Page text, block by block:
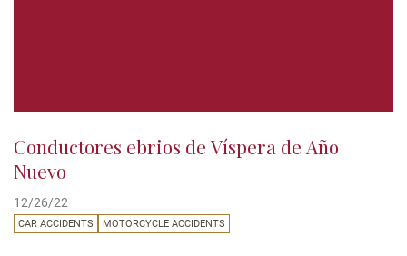
Conductores ebrios de Víspera de Año
Nuevo
12/26/22
CAR ACCIDENTS MOTORCYCLE ACCIDENTS